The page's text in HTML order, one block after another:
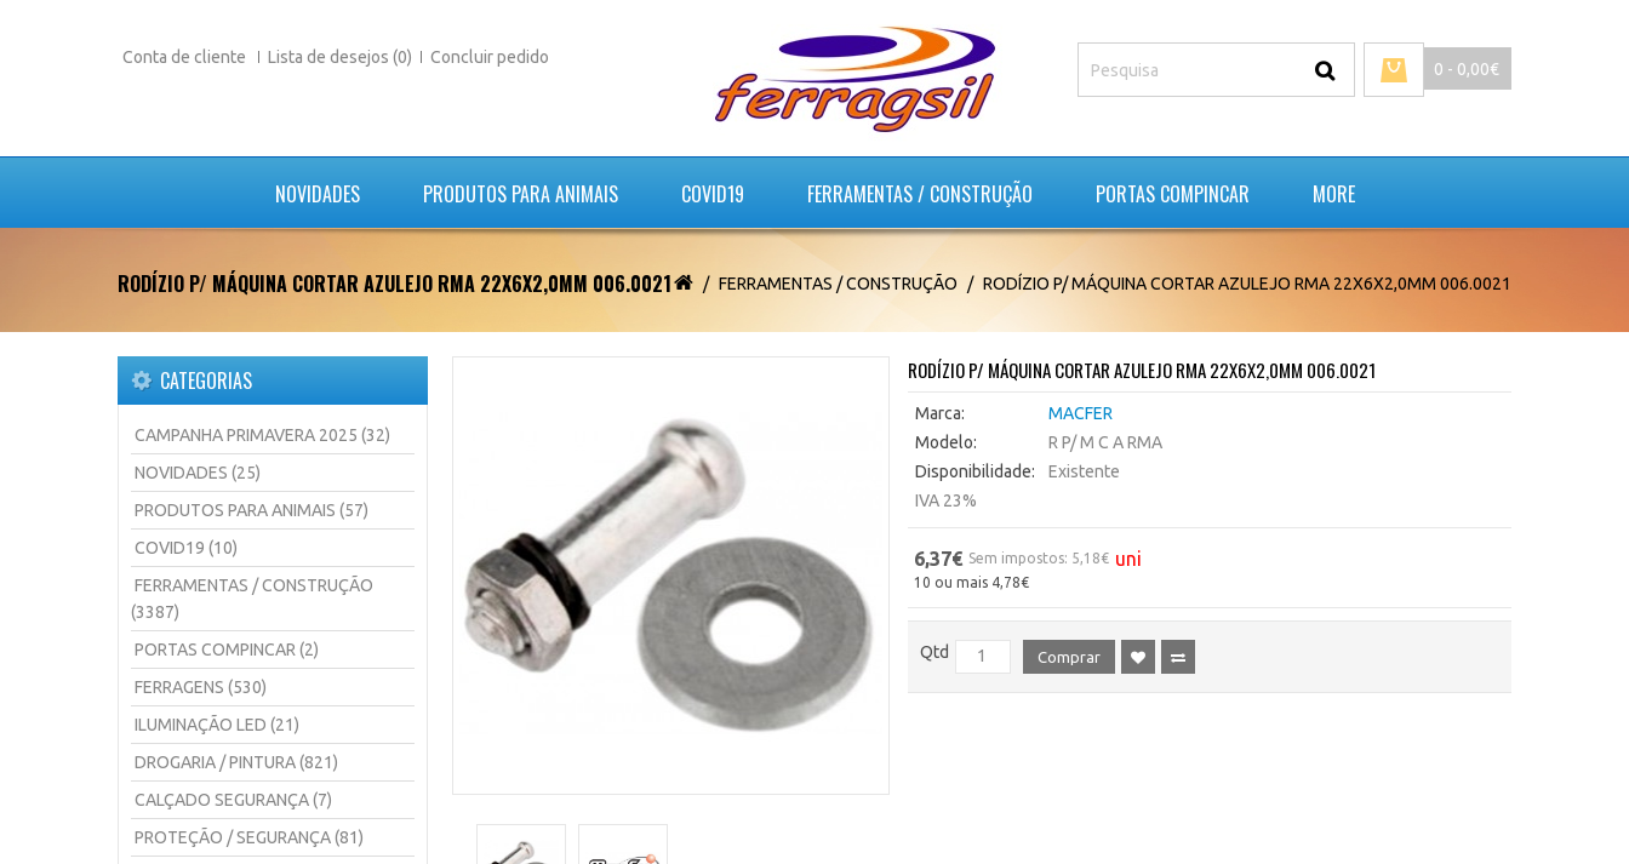
Conta de cliente Lista de desejos (0) Concluir pedido
0 - 0,00€
NOVIDADES PRODUTOS PARA ANIMAIS COVID19 FERRAMENTAS / CONSTRUÇÃO PORTAS COMPINCAR MORE
RODÍZIO P/ MÁQUINA CORTAR AZULEJO RMA 22X6X2,0MM 006.0021 FERRAMENTAS / CONSTRUÇÃO RODÍZIO P/ MÁQUINA CORTAR AZULEJO RMA 22X6X2,0MM 006.0021
CATEGORIAS
CAMPANHA PRIMAVERA 2025 (32)
NOVIDADES (25)
PRODUTOS PARA ANIMAIS (57)
COVID19 (10)
FERRAMENTAS / CONSTRUÇÃO
(3387)
PORTAS COMPINCAR (2)
FERRAGENS (530)
ILUMINAÇÃO LED (21)
DROGARIA / PINTURA (821)
CALÇADO SEGURANÇA (7)
PROTEÇÃO / SEGURANÇA (81)
RODÍZIO P/ MÁQUINA CORTAR AZULEJO RMA 22X6X2,0MM 006.0021
Marca:
MACFER
Modelo:
R P/ M C A RMA
Disponibilidade:
Existente
IVA 23%
6,37€ Sem impostos: 5,18€ uni
10 ou mais 4,78€
Qtd Comprar